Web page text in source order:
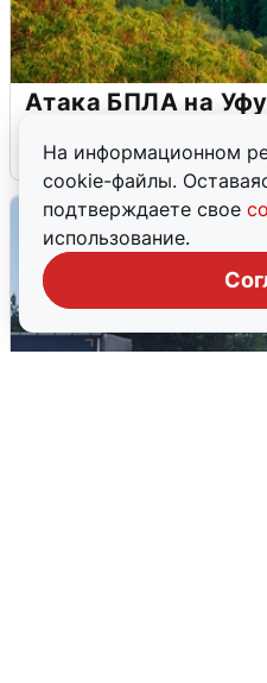
На информационном
cookie-файлы.
подтверждаете свое
использование.
Атака БПЛА на
5 августа 0